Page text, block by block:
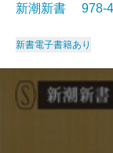
新潮新書 978-
新書電子書籍あり